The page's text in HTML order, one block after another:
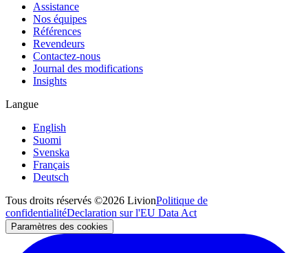
Assistance
Nos équipes
Références
Revendeurs
Contactez-nous
Journal des modifications
Insights
Langue
English
Suomi
Svenska
Français
Deutsch
Tous droits réservés ©2026 LivionPolitique de
confidentialitéDeclaration sur l'EU Data Act
Paramètres des cookies